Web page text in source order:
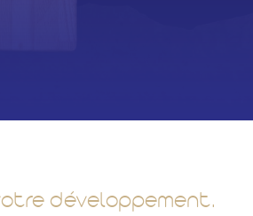
développement.